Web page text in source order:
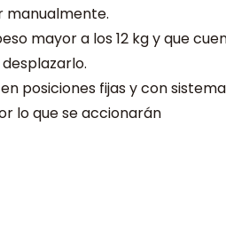
manualmente.
mayor a los 12 kg y que
posiciones fijas y con
lo que se accionarán